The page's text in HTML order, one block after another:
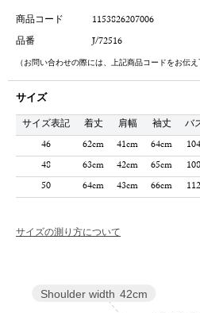
商品コード
1153826207006
品番
J/72516
（お問い合わせの際には、上記商品コードをお伝え
サイズ
サイズ表記 着丈 肩幅 袖丈 バ
46
62cm 41cm 64cm
48
63cm 42cm 65cm
50
64cm 43cm 66cm
サイズの測り方について
Shoulder width 42cm